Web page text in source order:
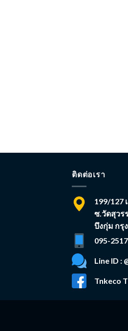
ติดต่อเรา
199/127
ซ.วัดสุวร
บึงกุ่ม กรุ
095-
Line ID :
Tnkeco